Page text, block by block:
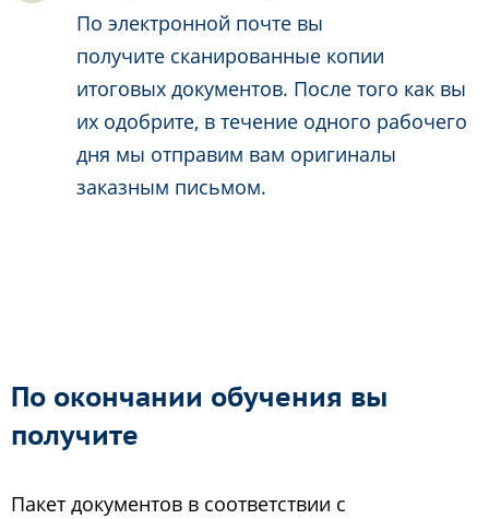
По электронной почте вы
получите сканированные копии
итоговых документов. После того как вы
их одобрите, в течение одного рабочего
дня мы отправим вам оригиналы
заказным письмом.
По окончании обучения вы
получите
Пакет документов в соответствии с